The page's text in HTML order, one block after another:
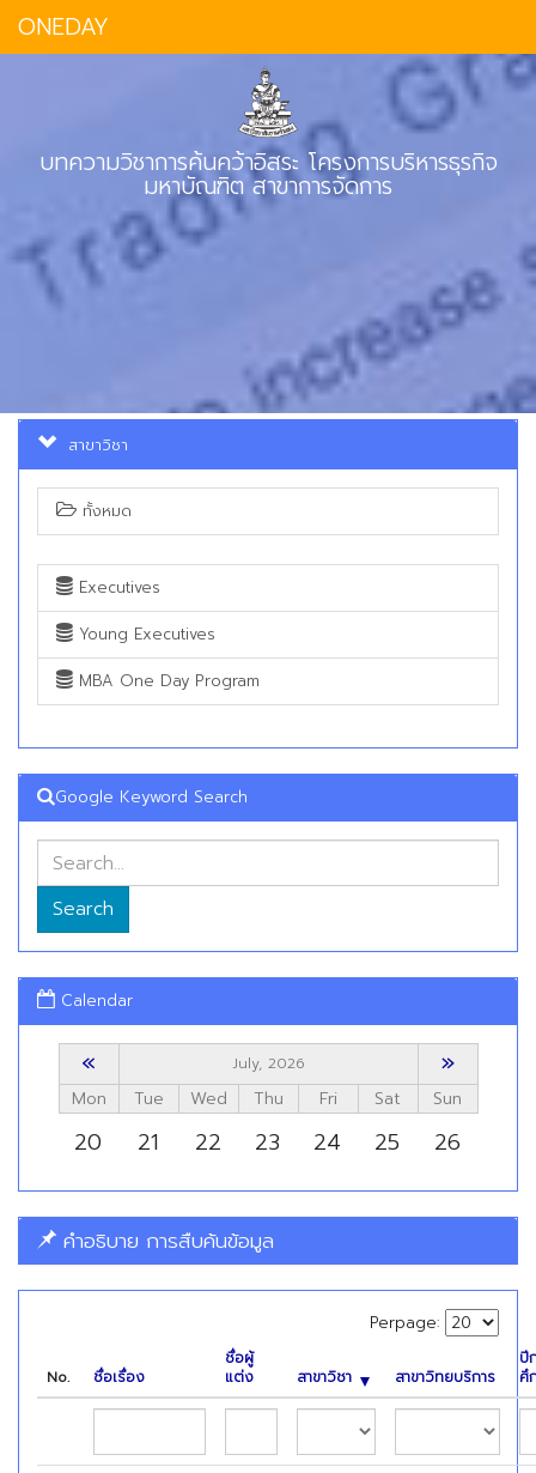
ONEDAY
บทความวิชาการค้นคว้าอิสระ โครงการบริหารธุรกิจ
มหาบัณฑิต สาขาการจัดการ
สาขาวิชา
ทั้งหมด
Executives
Young Executives
MBA One Day Program
Google Keyword Search
Search
Calendar
« July, 2026 »
Mon Tue Wed Thu Fri Sat Sun
20 21 22 23 24 25 26
คำอธิบาย การสืบค้นข้อมูล
Perpage:
No. ชื่อเรื่อง
ชื่อผู้
แต่ง
สาขาวิชา สาขาวิทยบริการ
ปี
ศึ